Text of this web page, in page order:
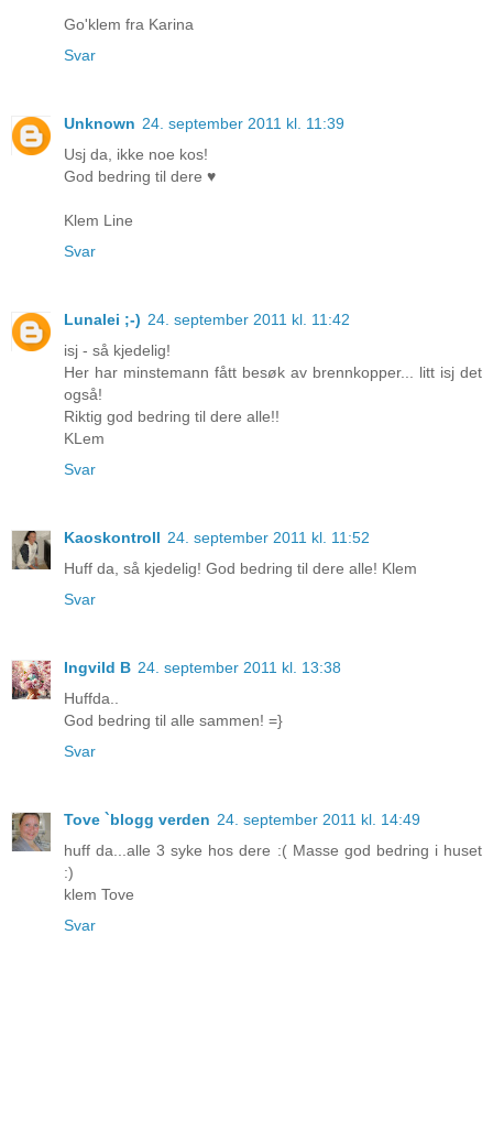
Go'klem fra Karina
Svar
Unknown 24. september 2011 kl. 11:39
Usj da, ikke noe kos!
God bedring til dere ♥
Klem Line
Svar
Lunalei ;-) 24. september 2011 kl. 11:42
isj - så kjedelig!
Her har minstemann fått besøk av brennkopper... litt isj det
også!
Riktig god bedring til dere alle!!
KLem
Svar
Kaoskontroll 24. september 2011 kl. 11:52
Huff da, så kjedelig! God bedring til dere alle! Klem
Svar
Ingvild B 24. september 2011 kl. 13:38
Huffda..
God bedring til alle sammen! =}
Svar
Tove `blogg verden 24. september 2011 kl. 14:49
huff da...alle 3 syke hos dere :( Masse god bedring i huset
:)
klem Tove
Svar